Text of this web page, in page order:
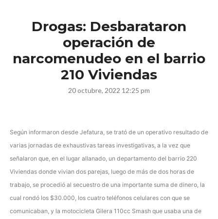
Drogas: Desbarataron
operación de
narcomenudeo en el barrio
210 Viviendas
20 octubre, 2022 12:25 pm
Según informaron desde Jefatura, se trató de un operativo resultado de
varias jornadas de exhaustivas tareas investigativas, a la vez que
señalaron que, en el lugar allanado, un departamento del barrio 220
Viviendas donde vivian dos parejas, luego de más de dos horas de
trabajo, se procedió al secuestro de una importante suma de dinero, la
cual rondó los $30.000, los cuatro teléfonos celulares con que se
comunicaban, y la motocicleta Gilera 110cc Smash que usaba una de